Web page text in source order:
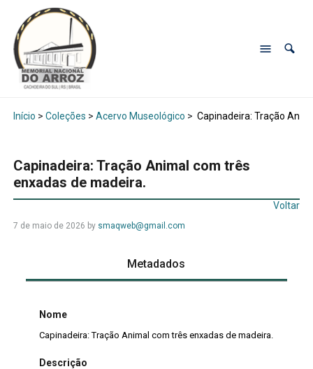
Início > Coleções > Acervo Museológico > Capinadeira: Tração
Capinadeira: Tração Animal com três
enxadas de madeira.
Voltar
7 de maio de 2026 by smaqweb@gmail.com
Metadados
Nome
Capinadeira: Tração Animal com três enxadas de madeira.
Descrição